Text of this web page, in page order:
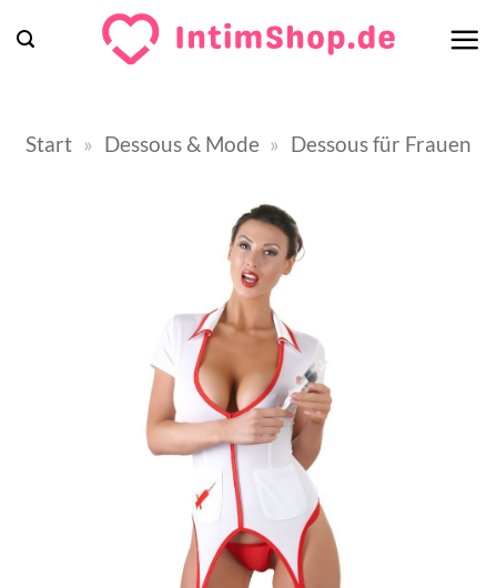
Inhalt
Start » Dessous & Mode » Dessous für Frauen